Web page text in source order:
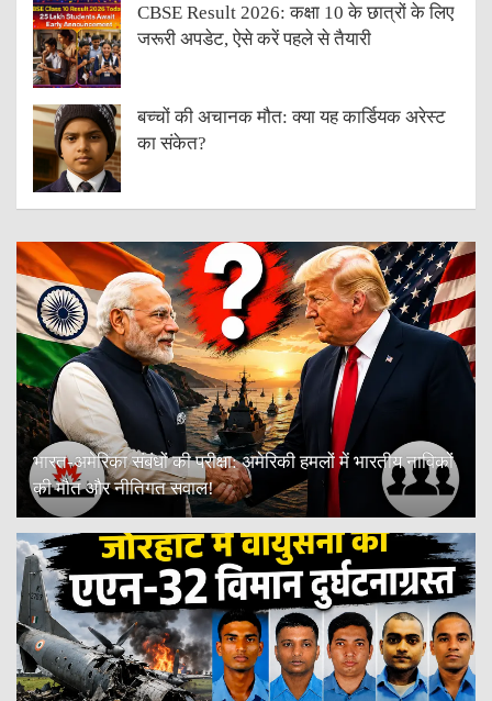
CBSE Result 2026: कक्षा 10 के छात्रों के लिए
जरूरी अपडेट, ऐसे करें पहले से तैयारी
बच्चों की अचानक मौत: क्या यह कार्डियक अरेस्ट
का संकेत?
भारत-अमेरिका संबंधों की परीक्षा: अमेरिकी हमलों में भारतीय नाविकों
की मौत और नीतिगत सवाल!